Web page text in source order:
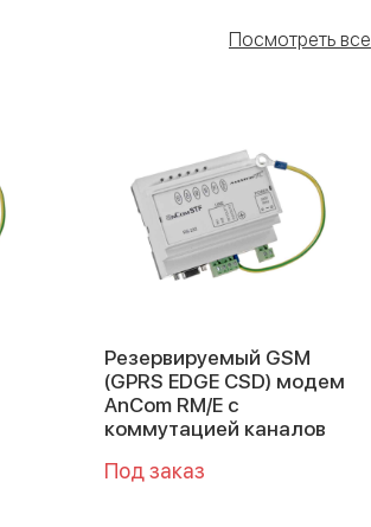
Посмотреть все
Резервируемый GSM
(GPRS EDGE CSD) модем
AnCom RM/E с
коммутацией каналов
Под заказ